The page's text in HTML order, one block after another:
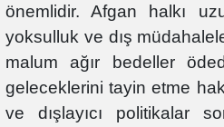
önemlidir. Afgan halkı
yoksulluk ve dış
malum ağır bedeller
geleceklerini tayin etme
ve dışlayıcı politikalar